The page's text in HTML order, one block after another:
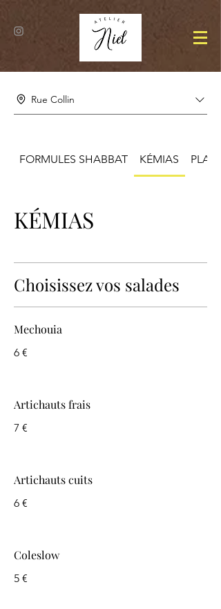
Rue Collin
FORMULES SHABBAT KÉMIAS PLATS
KÉMIAS
Choisissez vos salades
Mechouia
6 €
Artichauts frais
7 €
Artichauts cuits
6 €
Coleslow
5 €